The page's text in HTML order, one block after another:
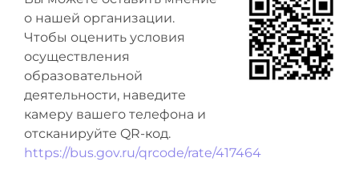
о нашей организации.
Чтобы оценить условия
осуществления
образовательной
деятельности, наведите
камеру вашего телефона и
отсканируйте QR-код.
https://bus.gov.ru/qrcode/rate/417464